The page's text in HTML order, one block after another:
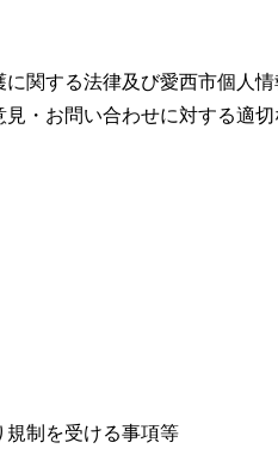
関する法律及び愛西市個人
・お問い合わせに対する適切
規制を受ける事項等